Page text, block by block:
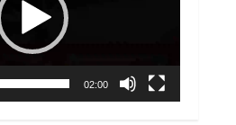
02:00